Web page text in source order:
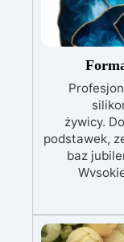
żywicy.
podstawek,
baz
Wymiary: